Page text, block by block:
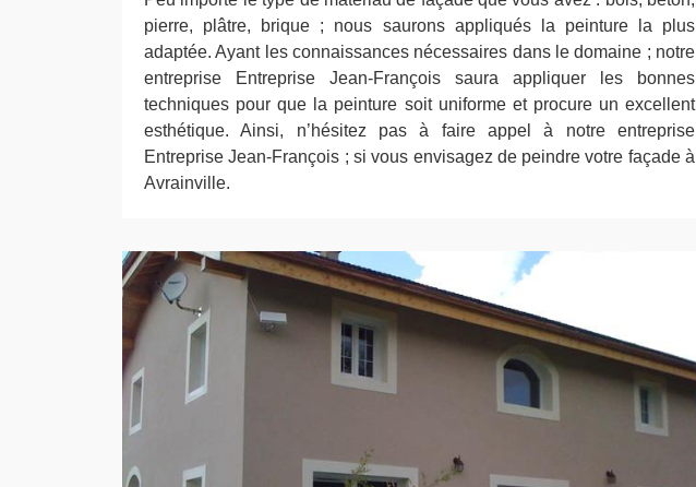
pierre, plâtre, brique ; nous saurons appliqués la peinture la plus
adaptée. Ayant les connaissances nécessaires dans le domaine ; notre
entreprise Entreprise Jean-François saura appliquer les bonnes
techniques pour que la peinture soit uniforme et procure un excellent
esthétique. Ainsi, n’hésitez pas à faire appel à notre entreprise
Entreprise Jean-François ; si vous envisagez de peindre votre façade à
Avrainville.